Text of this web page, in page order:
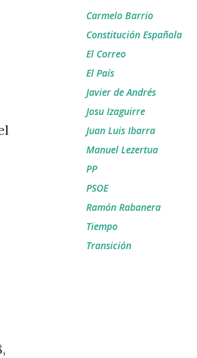
Carmelo Barrio
Constitución Española
El Correo
El País
Javier de Andrés
Josu Izaguirre
Juan Luis Ibarra
Manuel Lezertua
PP
PSOE
Ramón Rabanera
Tiempo
Transición